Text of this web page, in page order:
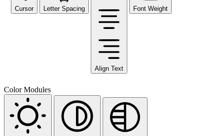
Cursor Letter Spacing
Align Text
Font Weight
Color Modules